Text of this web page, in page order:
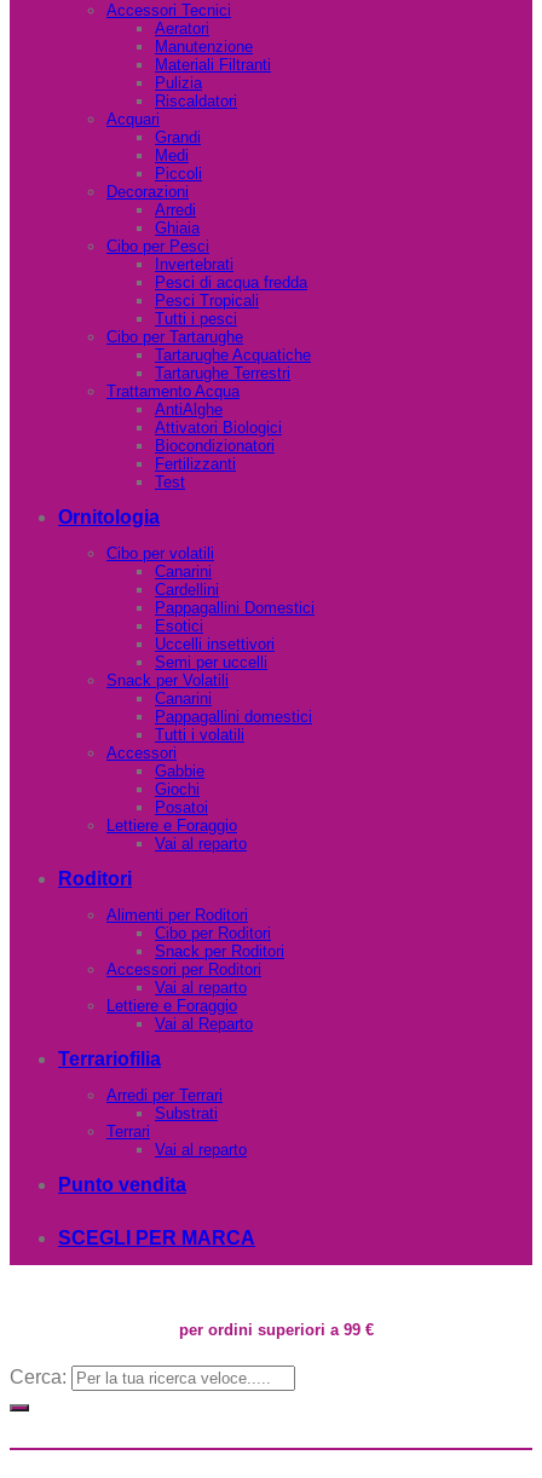
Accessori Tecnici
Aeratori
Manutenzione
Materiali Filtranti
Pulizia
Riscaldatori
Acquari
Grandi
Medi
Piccoli
Decorazioni
Arredi
Ghiaia
Cibo per Pesci
Invertebrati
Pesci di acqua fredda
Pesci Tropicali
Tutti i pesci
Cibo per Tartarughe
Tartarughe Acquatiche
Tartarughe Terrestri
Trattamento Acqua
AntiAlghe
Attivatori Biologici
Biocondizionatori
Fertilizzanti
Test
Ornitologia
Cibo per volatili
Canarini
Cardellini
Pappagallini Domestici
Esotici
Uccelli insettivori
Semi per uccelli
Snack per Volatili
Canarini
Pappagallini domestici
Tutti i volatili
Accessori
Gabbie
Giochi
Posatoi
Lettiere e Foraggio
Vai al reparto
Roditori
Alimenti per Roditori
Cibo per Roditori
Snack per Roditori
Accessori per Roditori
Vai al reparto
Lettiere e Foraggio
Vai al Reparto
Terrariofilia
Arredi per Terrari
Substrati
Terrari
Vai al reparto
Punto vendita
SCEGLI PER MARCA
per ordini superiori a 99 €
Cerca: